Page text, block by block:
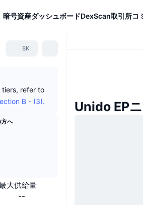
暗号資産ダッシュボードDexScan取引所コ
8K
tiers, refer to
B - (3).
へ
大供給量
--
Unido EP